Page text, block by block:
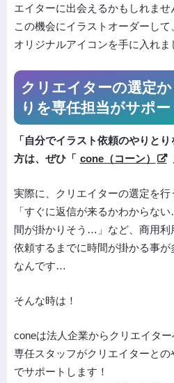
エイターに出会えるかもしれませ
この機会にイラストオーダーし
オリジナルアイコンを手に入れま
クリエイターの選定
りを専任担当がサポー
「自分でイラスト依頼のやりと
方は、ぜひ「 cone（コーン）
実際に、クリエイターの選定を
「すぐに返信が来るかわからな
間が掛かりそう…」など、商用利
依頼するまでに時間が掛かる事
なんです…
そんな時は！
coneは法人企業からクリエイター
専任スタッフがクリエイターと
でサポートします！